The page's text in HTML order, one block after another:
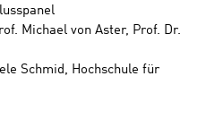
Michael von Aster, Prof. Dr.
Schmid, Hochschule für